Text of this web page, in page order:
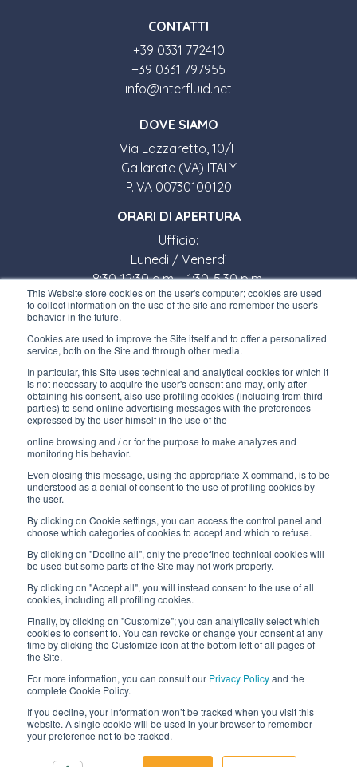
This Website store cookies on the user's computer; cookies are used
to collect information on the use of the site and remember the user's
behavior in the future.
Cookies are used to improve the Site itself and to offer a personalized
service, both on the Site and through other media.
In particular, this Site uses technical and analytical cookies for which it
is not necessary to acquire the user's consent and may, only after
obtaining his consent, also use profiling cookies (including from third
parties) to send online advertising messages with the preferences
expressed by the user himself in the use of the
online browsing and / or for the purpose to make analyzes and
monitoring his behavior.
Even closing this message, using the appropriate X command, is to be
understood as a denial of consent to the use of profiling cookies by
the user.
By clicking on Cookie settings, you can access the control panel and
choose which categories of cookies to accept and which to refuse.
By clicking on "Decline all", only the predefined technical cookies will
be used but some parts of the Site may not work properly.
By clicking on "Accept all", you will instead consent to the use of all
cookies, including all profiling cookies.
Finally, by clicking on "Customize"; you can analytically select which
cookies to consent to. You can revoke or change your consent at any
time by clicking the Customize icon at the bottom left of all pages of
the Site.
For more information, you can consult our Privacy Policyand the
complete Cookie Policy.
If you decline, your information won’t be tracked when you visit this
website. A single cookie will be used in your browser to remember
your preference not to be tracked.
CONTATTI
+39 0331 772410
+39 0331 797955
info@interfluid.net
DOVE SIAMO
Via Lazzaretto, 10/F
Gallarate (VA) ITALY
P.IVA 00730100120
ORARI DI APERTURA
Ufficio:
Lunedì / Venerdì
8:30-12:30 a.m. - 1:30-5:30 p.m.
Negozio:
8:30-12:00 a.m. - 1:30-5:00 p.m.
LINK UTILI
Iscriviti alla newsletter
Lavora con noi
Gli imballi di Interfluid
Progetto di trasformazione digitale
RIMANI AGGIORNATO
SEGUICI SU
© 2026 Interfluid srl • Tutti i diritti riservati